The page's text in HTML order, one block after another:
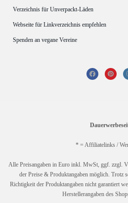
Verzeichnis für Unverpackt-Läden
Webseite für Linkverzeichnis empfehlen
Spenden an vegane Vereine
* = Affiliatelinks /
Alle Preisangaben in Euro inkl. MwSt, ggf. zzgl.
der Preise & Produktangaben möglich. Trotz
Richtigkeit der Produktangaben nicht garantiert
Herstellerangaben des